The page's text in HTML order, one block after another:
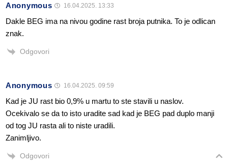
Anonymous 16.04.2025. 13:33
Dakle BEG ima na nivou godine rast broja putnika. To je odlican
znak.
Odgovori
Anonymous 16.04.2025. 09:59
Kad je JU rast bio 0,9% u martu to ste stavili u naslov.
Ocekivalo se da to isto uradite sad kad je BEG pad duplo manji
od tog JU rasta ali to niste uradili.
Zanimljivo.
Odgovori